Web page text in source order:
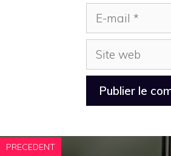
mail
Site
web
PRECEDENT